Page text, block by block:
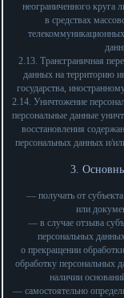
неограниченного круга
в средствах
2.13. Трансграничная
данных на территорию
государства,
2.14. Уничтожение
персональные данные
восстановления
персональных данных и/
3.
— получать от
или
— в случае отзыва
персональных
о прекращении
обработку персональных
наличии
— самостоятельно